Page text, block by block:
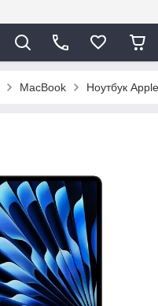
MacBook Ноутбук